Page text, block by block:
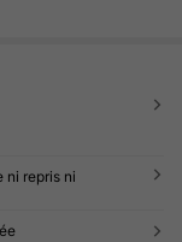
ni repris ni